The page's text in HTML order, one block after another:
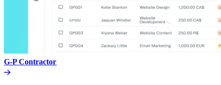
G-P Contractor​​